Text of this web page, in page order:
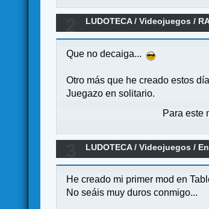
LUDOTECA/Videojuegos /
Que no decaiga...
Otro más que he creado estos
Juegazo en solitario.
Para este
LUDOTECA/Videojuegos /
He creado mi primer mod en
No seáis muy duros conmigo...